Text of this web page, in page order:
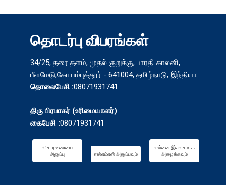
தொடர்பு விபரங்கள்
34/25, தரை தளம், முதல் குறுக்கு, பாரதி காலனி,
பீளமேடு,கோயம்புத்தூர் - 641004, தமிழ்நாடு, இந்தியா
தொலைபேசி :08071931741
திரு பிரபாகர் (உரிமையாளர்)
கைபேசி :08071931741
விசாரணையை
அனுப்பு
எஸ்எம்எஸ் அனுப்பவும்
என்னை இலவசமாக
அழைக்கவும்